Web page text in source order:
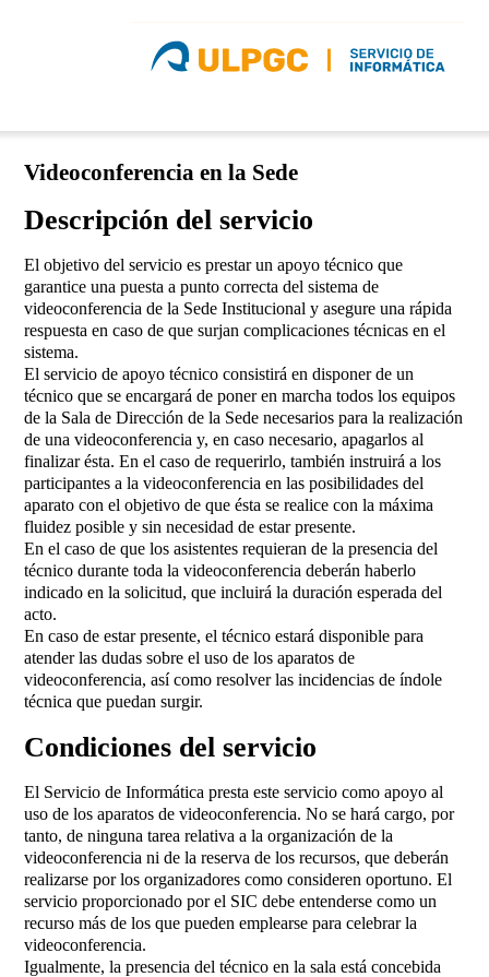
Videoconferencia en la Sede
Descripción del servicio
El objetivo del servicio es prestar un apoyo técnico que
garantice una puesta a punto correcta del sistema de
videoconferencia de la Sede Institucional y asegure una rápida
respuesta en caso de que surjan complicaciones técnicas en el
sistema.
El servicio de apoyo técnico consistirá en disponer de un
técnico que se encargará de poner en marcha todos los equipos
de la Sala de Dirección de la Sede necesarios para la realización
de una videoconferencia y, en caso necesario, apagarlos al
finalizar ésta. En el caso de requerirlo, también instruirá a los
participantes a la videoconferencia en las posibilidades del
aparato con el objetivo de que ésta se realice con la máxima
fluidez posible y sin necesidad de estar presente.
En el caso de que los asistentes requieran de la presencia del
técnico durante toda la videoconferencia deberán haberlo
indicado en la solicitud, que incluirá la duración esperada del
acto.
En caso de estar presente, el técnico estará disponible para
atender las dudas sobre el uso de los aparatos de
videoconferencia, así como resolver las incidencias de índole
técnica que puedan surgir.
Condiciones del servicio
El Servicio de Informática presta este servicio como apoyo al
uso de los aparatos de videoconferencia. No se hará cargo, por
tanto, de ninguna tarea relativa a la organización de la
videoconferencia ni de la reserva de los recursos, que deberán
realizarse por los organizadores como consideren oportuno. El
servicio proporcionado por el SIC debe entenderse como un
recurso más de los que pueden emplearse para celebrar la
videoconferencia.
Igualmente, la presencia del técnico en la sala está concebida